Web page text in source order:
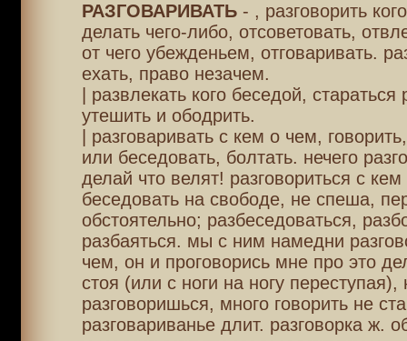
РАЗГОВАРИВАТЬ- , разговорить
делать чего-либо, отсоветовать,
от чего убежденьем, отговаривать.
ехать, право незачем.
| развлекать кого беседой, стараться
утешить и ободрить.
| разговаривать с кем о чем,
или беседовать, болтать. нечего
делай что велят! разговориться с
беседовать на свободе, не спеша,
обстоятельно; разбеседоваться,
разбаяться. мы с ним намедни
чем, он и проговорись мне про это
стоя (или с ноги на ногу переступая),
разговоришься, много говорить не
разговариванье длит. разговорка ж.